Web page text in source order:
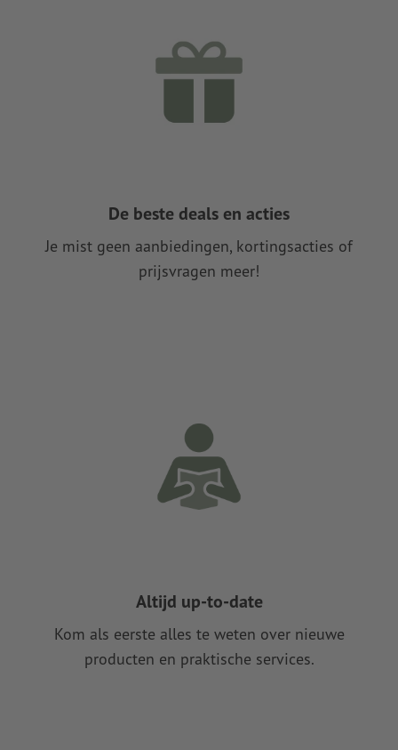
De beste deals en acties
Je mist geen aanbiedingen, kortingsacties of
prijsvragen meer!
Altijd up-to-date
Kom als eerste alles te weten over nieuwe
producten en praktische services.